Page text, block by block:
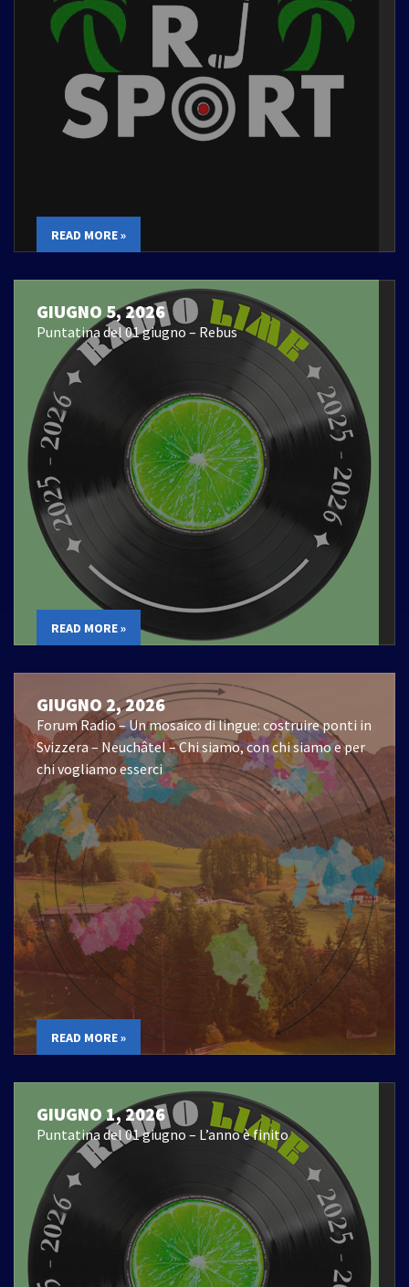
READ MORE »
GIUGNO 5, 2026
Puntatina del 01 giugno – Rebus
READ MORE »
GIUGNO 2, 2026
Forum Radio – Un mosaico di lingue: costruire ponti in
Svizzera – Neuchâtel – Chi siamo, con chi siamo e per
chi vogliamo esserci
READ MORE »
GIUGNO 1, 2026
Puntatina del 01 giugno – L’anno è finito